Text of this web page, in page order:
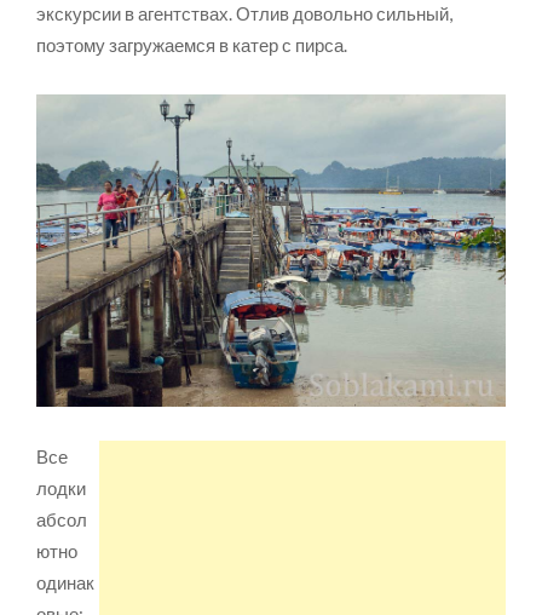
экскурсии в агентствах. Отлив довольно сильный,
поэтому загружаемся в катер с пирса.
Все
лодки
абсол
ютно
одинак